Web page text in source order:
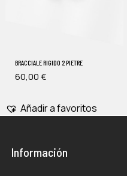
BRACCIALE RIGIDO 2 PIETRE
60,00 €
Añadir a favoritos
Información